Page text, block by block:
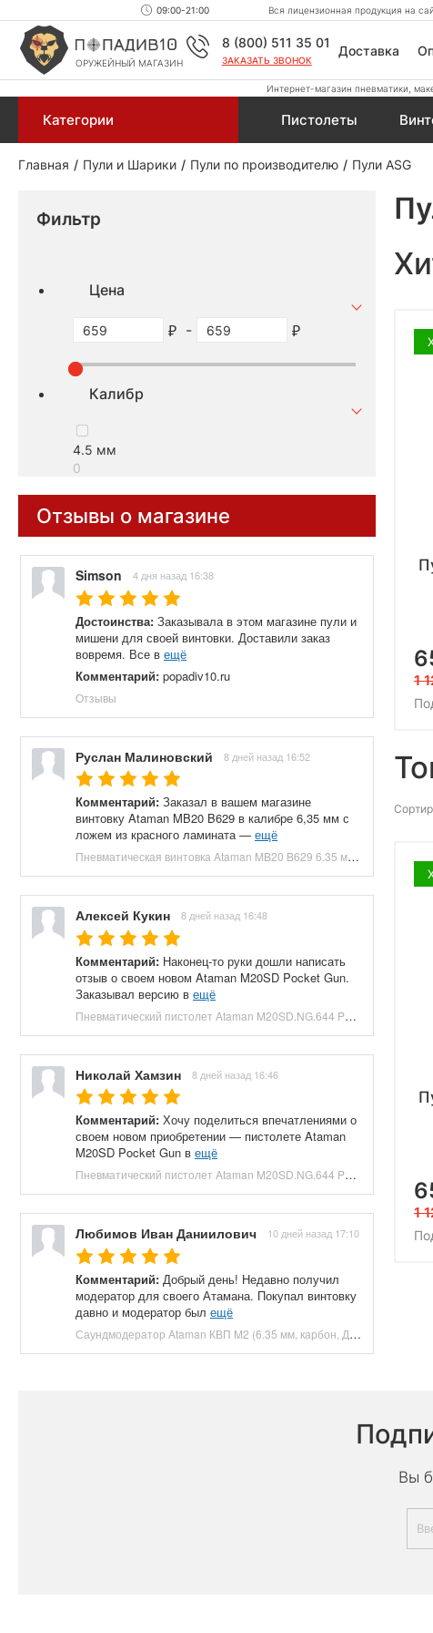
09:00-21:00 Вся лицензионная продукция на
ОРУЖЕЙНЫЙ МАГАЗИН
8 (800) 511 35 01
ЗАКАЗАТЬ ЗВОНОК
Доставка
Интернет-магазин пневматики,
Категории Пистолеты
Главная Пули и Шарики Пули по производителю Пули ASG
Фильтр
Цена
-
Калибр
4.5 мм
0
Отзывы о магазине
Simson 4 дня назад 16:38
Достоинства: Заказывала в этом магазине пули и
мишени для своей винтовки. Доставили заказ
вовремя. Все в ещё
Комментарий: popadiv10.ru
Отзывы
Руслан Малиновский 8 дней назад 16:52
Комментарий: Заказал в вашем магазине
винтовку Ataman MB20 B629 в калибре 6,35 мм с
ложем из красного ламината — ещё
Пневматическая винтовка Ataman MB20 B629 6.35 мм (редуктор, под полнотел, колба, красный ламинат) купить в Москве и СПБ, цена 153100 руб. Доставка по РФ!
Алексей Кукин 8 дней назад 16:48
Комментарий: Наконец-то руки дошли написать
отзыв о своем новом Ataman M20SD Pocket Gun.
Заказывал версию в ещё
Пневматический пистолет Ataman M20SD.NG.644 Pocket Gun 6.35 мм (приклад, полнотел, бук, зеленый) купить в Москве и СПБ, цена 130000 руб. Доставка по РФ!
Николай Хамзин 8 дней назад 16:46
Комментарий: Хочу поделиться впечатлениями о
своем новом приобретении — пистолете Ataman
M20SD Pocket Gun в ещё
Пневматический пистолет Ataman M20SD.NG.644 Pocket Gun 6.35 мм (приклад, полнотел, бук, красный) купить в Москве и СПБ, цена 130000 руб. Доставка по РФ!
Любимов Иван Даниилович 10 дней назад 17:10
Комментарий: Добрый день! Недавно получил
модератор для своего Атамана. Покупал винтовку
давно и модератор был ещё
Саундмодератор Ataman КВП M2 (6.35 мм, карбон, ДТК) купить в Москве и СПБ, цена 12210 руб. Доставка по РФ!
1
1
Вы